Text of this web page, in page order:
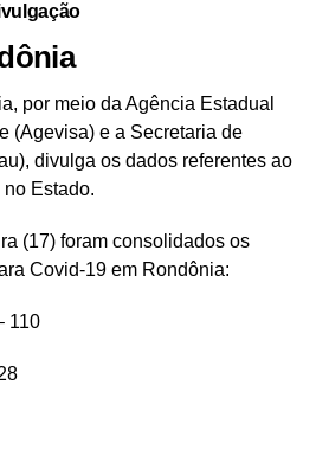
por meio da Agência Estadual
(Agevisa) e a Secretaria de
divulga os dados referentes ao
Estado.
(17) foram consolidados os
Covid-19 em Rondônia:
110